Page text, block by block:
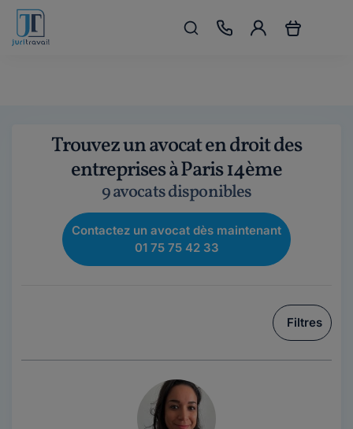
Trouvez un avocat en droit des
entreprises à Paris 14ème
9 avocats disponibles
Contactez un avocat dès maintenant
01 75 75 42 33
Filtres